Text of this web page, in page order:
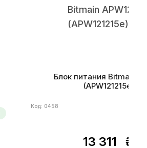
Блок питания Bitmain
(APW121215e)
Код: 0458
13 311 ₴